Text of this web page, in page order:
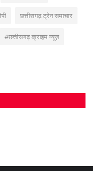
छत्तीसगढ़ ट्रेन समाचार
#छत्तीसगढ़ क्राइम न्यूज़